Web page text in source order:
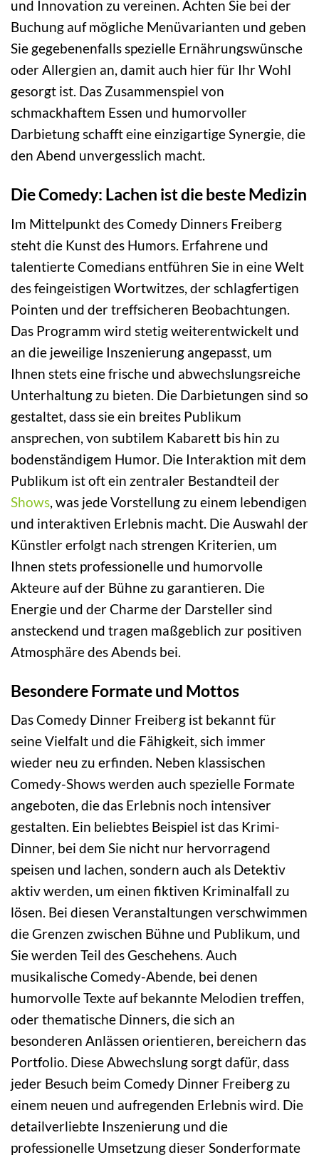
und Innovation zu vereinen. Achten Sie bei der
Buchung auf mögliche Menüvarianten und geben
Sie gegebenenfalls spezielle Ernährungswünsche
oder Allergien an, damit auch hier für Ihr Wohl
gesorgt ist. Das Zusammenspiel von
schmackhaftem Essen und humorvoller
Darbietung schafft eine einzigartige Synergie, die
den Abend unvergesslich macht.
Die Comedy: Lachen ist die beste Medizin
Im Mittelpunkt des Comedy Dinners Freiberg
steht die Kunst des Humors. Erfahrene und
talentierte Comedians entführen Sie in eine Welt
des feingeistigen Wortwitzes, der schlagfertigen
Pointen und der treffsicheren Beobachtungen.
Das Programm wird stetig weiterentwickelt und
an die jeweilige Inszenierung angepasst, um
Ihnen stets eine frische und abwechslungsreiche
Unterhaltung zu bieten. Die Darbietungen sind so
gestaltet, dass sie ein breites Publikum
ansprechen, von subtilem Kabarett bis hin zu
bodenständigem Humor. Die Interaktion mit dem
Publikum ist oft ein zentraler Bestandteil der
Shows, was jede Vorstellung zu einem lebendigen
und interaktiven Erlebnis macht. Die Auswahl der
Künstler erfolgt nach strengen Kriterien, um
Ihnen stets professionelle und humorvolle
Akteure auf der Bühne zu garantieren. Die
Energie und der Charme der Darsteller sind
ansteckend und tragen maßgeblich zur positiven
Atmosphäre des Abends bei.
Besondere Formate und Mottos
Das Comedy Dinner Freiberg ist bekannt für
seine Vielfalt und die Fähigkeit, sich immer
wieder neu zu erfinden. Neben klassischen
Comedy-Shows werden auch spezielle Formate
angeboten, die das Erlebnis noch intensiver
gestalten. Ein beliebtes Beispiel ist das Krimi-
Dinner, bei dem Sie nicht nur hervorragend
speisen und lachen, sondern auch als Detektiv
aktiv werden, um einen fiktiven Kriminalfall zu
lösen. Bei diesen Veranstaltungen verschwimmen
die Grenzen zwischen Bühne und Publikum, und
Sie werden Teil des Geschehens. Auch
musikalische Comedy-Abende, bei denen
humorvolle Texte auf bekannte Melodien treffen,
oder thematische Dinners, die sich an
besonderen Anlässen orientieren, bereichern das
Portfolio. Diese Abwechslung sorgt dafür, dass
jeder Besuch beim Comedy Dinner Freiberg zu
einem neuen und aufregenden Erlebnis wird. Die
detailverliebte Inszenierung und die
professionelle Umsetzung dieser Sonderformate